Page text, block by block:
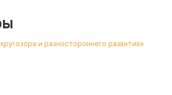
и разностороннего развития»